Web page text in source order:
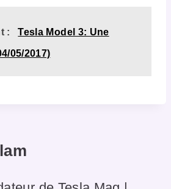
: Tesla Model 3: Une
05/2017)